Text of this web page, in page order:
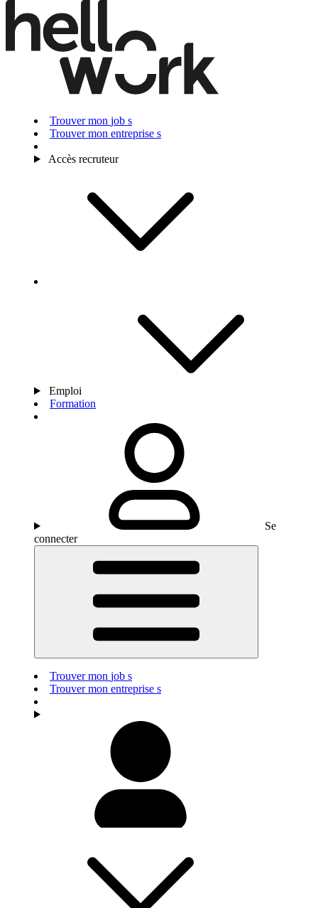
Trouver mon job s
Trouver mon entreprise s
Accès recruteur
Emploi
Formation
Se
connecter
Trouver mon job s
Trouver mon entreprise s